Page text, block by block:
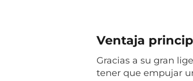
Ventaja
Gracias a su gran
tener que empujar